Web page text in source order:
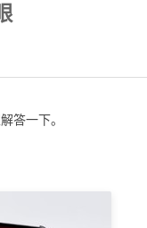
答一下。